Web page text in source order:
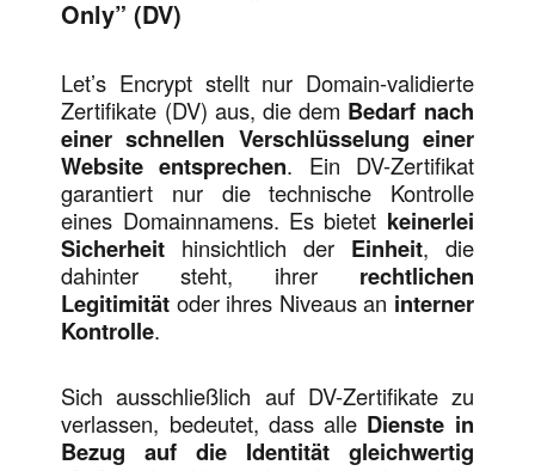
Only” (DV)
Let’s Encrypt stellt nur Domain-validierte
Zertifikate (DV) aus, die dem Bedarf nach
einer schnellen Verschlüsselung einer
Website entsprechen. Ein DV-Zertifikat
garantiert nur die technische Kontrolle
eines Domainnamens. Es bietet keinerlei
Sicherheit hinsichtlich der Einheit, die
dahinter steht, ihrer rechtlichen
Legitimität oder ihres Niveaus an interner
Kontrolle.
Sich ausschließlich auf DV-Zertifikate zu
verlassen, bedeutet, dass alle Dienste in
Bezug auf die Identität gleichwertig